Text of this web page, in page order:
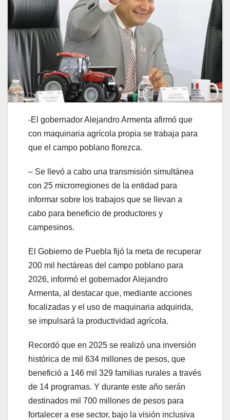
-El gobernador Alejandro Armenta afirmó que
con maquinaria agrícola propia se trabaja para
que el campo poblano florezca.
– Se llevó a cabo una transmisión simultánea
con 25 microrregiones de la entidad para
informar sobre los trabajos que se llevan a
cabo para beneficio de productores y
campesinos.
El Gobierno de Puebla fijó la meta de recuperar
200 mil hectáreas del campo poblano para
2026, informó el gobernador Alejandro
Armenta, al destacar que, mediante acciones
focalizadas y el uso de maquinaria adquirida,
se impulsará la productividad agrícola.
Recordó que en 2025 se realizó una inversión
histórica de mil 634 millones de pesos, que
benefició a 146 mil 329 familias rurales a través
de 14 programas. Y durante este año serán
destinados mil 700 millones de pesos para
fortalecer a ese sector, bajo la visión inclusiva